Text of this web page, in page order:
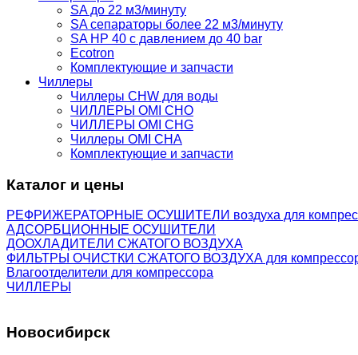
SA до 22 м3/минуту
SA сепараторы более 22 м3/минуту
SA HP 40 с давлением до 40 bar
Ecotron
Комплектующие и запчасти
Чиллеры
Чиллеры CHW для воды
ЧИЛЛЕРЫ OMI CHO
ЧИЛЛЕРЫ OMI CHG
Чиллеры OMI CHA
Комплектующие и запчасти
Каталог и цены
РЕФРИЖЕРАТОРНЫЕ ОСУШИТЕЛИ воздуха для
АДСОРБЦИОННЫЕ ОСУШИТЕЛИ
ДООХЛАДИТЕЛИ СЖАТОГО ВОЗДУХА
ФИЛЬТРЫ ОЧИСТКИ СЖАТОГО ВОЗДУХА для
Влагоотделители для компрессора
ЧИЛЛЕРЫ
Новосибирск